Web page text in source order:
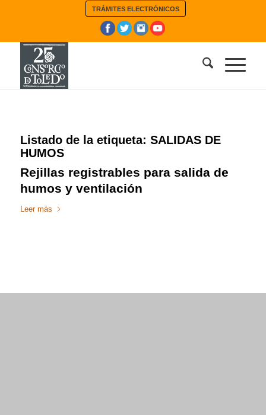
TRÁMITES ELECTRÓNICOS
Listado de la etiqueta: SALIDAS DE
HUMOS
Rejillas registrables para salida de
humos y ventilación
Leer más